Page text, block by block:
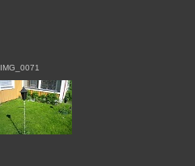
IMG_0071